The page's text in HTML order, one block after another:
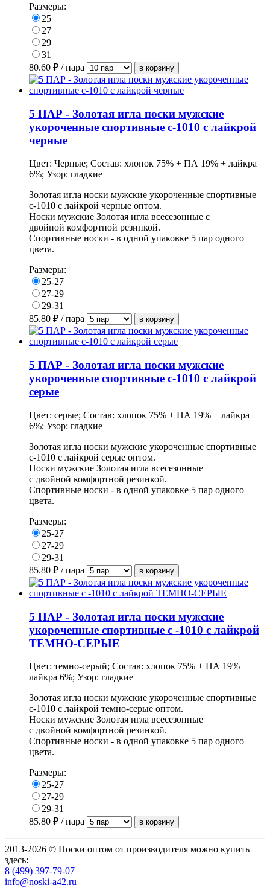
Размеры:
25
27
29
31
80.60 ₽ / пара
5 ПАР - Золотая игла носки мужские
укороченные спортивные с-1010 с лайкрой
черные
Цвет: Черные; Состав: хлопок 75% + ПА 19% + лайкра
6%; Узор: гладкие
Золотая игла носки мужские укороченные спортивные
с-1010 с лайкрой черные оптом.
Носки мужские Золотая игла всесезонные с
двойной комфортной резинкой.
Спортивные носки - в одной упаковке 5 пар одного
цвета.
Размеры:
25-27
27-29
29-31
85.80 ₽ / пара
5 ПАР - Золотая игла носки мужские
укороченные спортивные с-1010 с лайкрой
серые
Цвет: серые; Состав: хлопок 75% + ПА 19% + лайкра
6%; Узор: гладкие
Золотая игла носки мужские укороченные спортивные
с-1010 с лайкрой серые оптом.
Носки мужские Золотая игла всесезонные
с двойной комфортной резинкой.
Спортивные носки - в одной упаковке 5 пар одного
цвета.
Размеры:
25-27
27-29
29-31
85.80 ₽ / пара
5 ПАР - Золотая игла носки мужские
укороченные спортивные с -1010 с лайкрой
ТЕМНО-СЕРЫЕ
Цвет: темно-серый; Состав: хлопок 75% + ПА 19% +
лайкра 6%; Узор: гладкие
Золотая игла носки мужские укороченные спортивные
с-1010 с лайкрой темно-серые оптом.
Носки мужские Золотая игла всесезонные
с двойной комфортной резинкой.
Спортивные носки - в одной упаковке 5 пар одного
цвета.
Размеры:
25-27
27-29
29-31
85.80 ₽ / пара
2013-2026 © Носки оптом от производителя можно купить
здесь:
8 (499) 397-79-07
info@noski-a42.ru